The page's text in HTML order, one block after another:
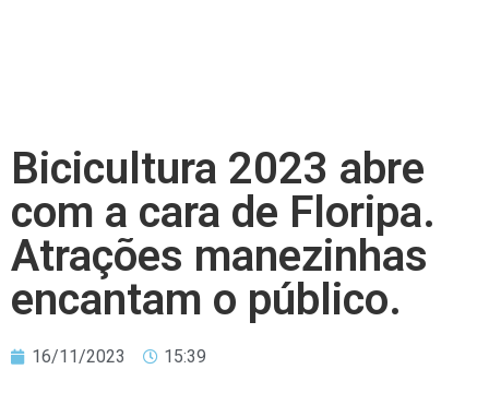
Bicicultura 2023 abre
com a cara de Floripa.
Atrações manezinhas
encantam o público.
16/11/2023 15:39